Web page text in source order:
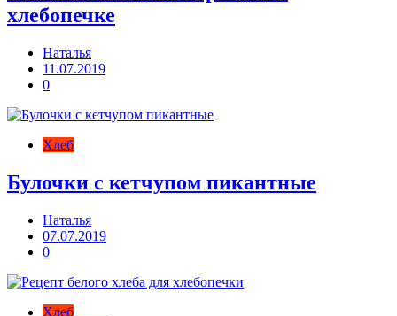
хлебопечке
Наталья
11.07.2019
0
Хлеб
Булочки с кетчупом пикантные
Наталья
07.07.2019
0
Хлеб